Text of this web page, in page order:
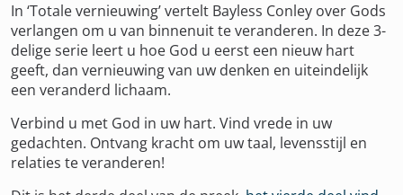
In ‘Totale vernieuwing’ vertelt Bayless Conley over Gods
verlangen om u van binnenuit te veranderen. In deze 3-
delige serie leert u hoe God u eerst een nieuw hart
geeft, dan vernieuwing van uw denken en uiteindelijk
een veranderd lichaam.
Verbind u met God in uw hart. Vind vrede in uw
gedachten. Ontvang kracht om uw taal, levensstijl en
relaties te veranderen!